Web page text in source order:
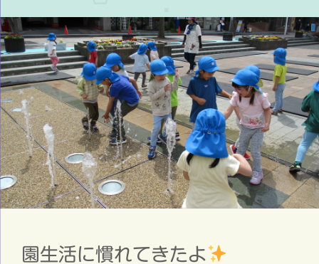
園生活に慣れてきたよ